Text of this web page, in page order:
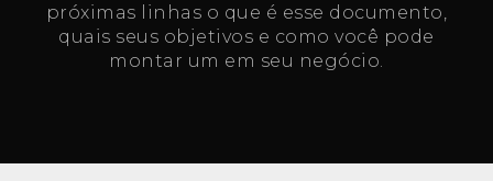
próximas linhas o que é esse documento,
quais seus objetivos e como você pode
montar um em seu negócio.